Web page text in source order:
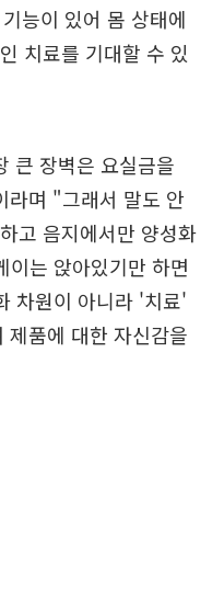
능이 있어 몸 상태에
치료를 기대할 수 있
큰 장벽은 요실금을
라며 "그래서 말도 안
고 음지에서만 양성화
이는 앉아있기만 하면
차원이 아니라 '치료'
품에 대한 자신감을